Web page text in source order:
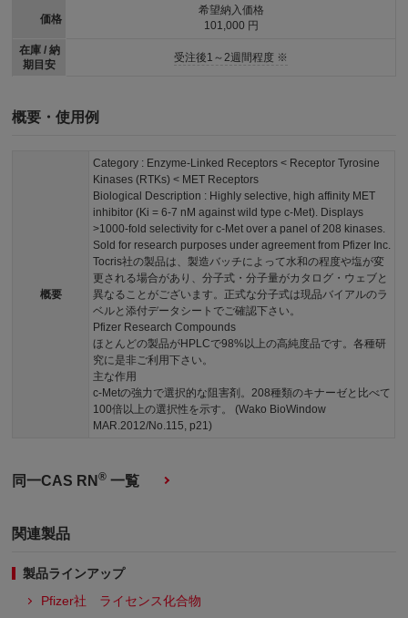
価格
在庫 / 納
期目安
希望納入価格
101,000 円
受注後1～2週間程度 ※
概要・使用例
概要
Category : Enzyme-Linked Receptors < Receptor Tyrosine
Kinases (RTKs) < MET Receptors
Biological Description : Highly selective, high affinity MET
inhibitor (Ki = 6-7 nM against wild type c-Met). Displays
>1000-fold selectivity for c-Met over a panel of 208 kinases.
Sold for research purposes under agreement from Pfizer Inc.
Tocris社の製品は、製造バッチによって水和の程度や塩が変
更される場合があり、分子式・分子量がカタログ・ウェブと
異なることがございます。正式な分子式は現品バイアルのラ
ベルと添付データシートでご確認下さい。
Pfizer Research Compounds
ほとんどの製品がHPLCで98%以上の高純度品です。各種研
究に是非ご利用下さい。
主な作用
c-Metの強力で選択的な阻害剤。208種類のキナーゼと比べて
100倍以上の選択性を示す。 (Wako BioWindow
MAR.2012/No.115, p21)
同一CAS RN® 一覧
関連製品
製品ラインアップ
Pfizer社 ライセンス化合物